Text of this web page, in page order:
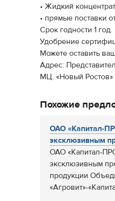
• Жидкий
• прямые поставки
Срок годности 1 год.
Удобрение
Можете оставить
Адрес:
МЦ. «Новый Ростов»
Похожие
ОАО «Капитал-
эксклюзивным
ОАО «Капитал-
эксклюзивным
продукции
«Агровит»-